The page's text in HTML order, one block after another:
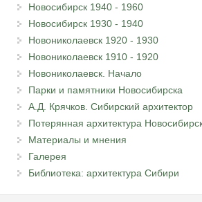
Новосибирск 1940 - 1960
Новосибирск 1930 - 1940
Новониколаевск 1920 - 1930
Новониколаевск 1910 - 1920
Новониколаевск. Начало
Парки и памятники Новосибирска
А.Д. Крячков. Сибирский архитектор
Потерянная архитектура
Материалы и мнения
Галерея
Библиотека: архитектура Сибири